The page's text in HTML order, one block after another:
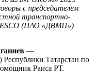
с председателем
транспортно-
FESCO (ПАО «ДВМП»)
—
Татарстан по
Раиса РТ.